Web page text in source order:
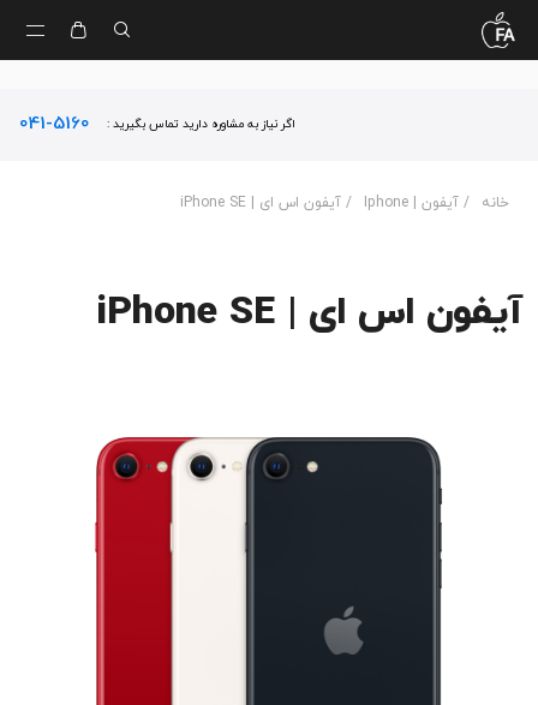
اگر نیاز به مشاوره دارید تماس بگیرید : 041-5160
خانه / آیفون | Iphone / آیفون اس ای | iPhone SE
آیفون اس ای | iPhone SE